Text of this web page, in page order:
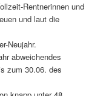
Rentnerinnen und
und laut die
Neujahr.
abweichendes
zum 30.06. des